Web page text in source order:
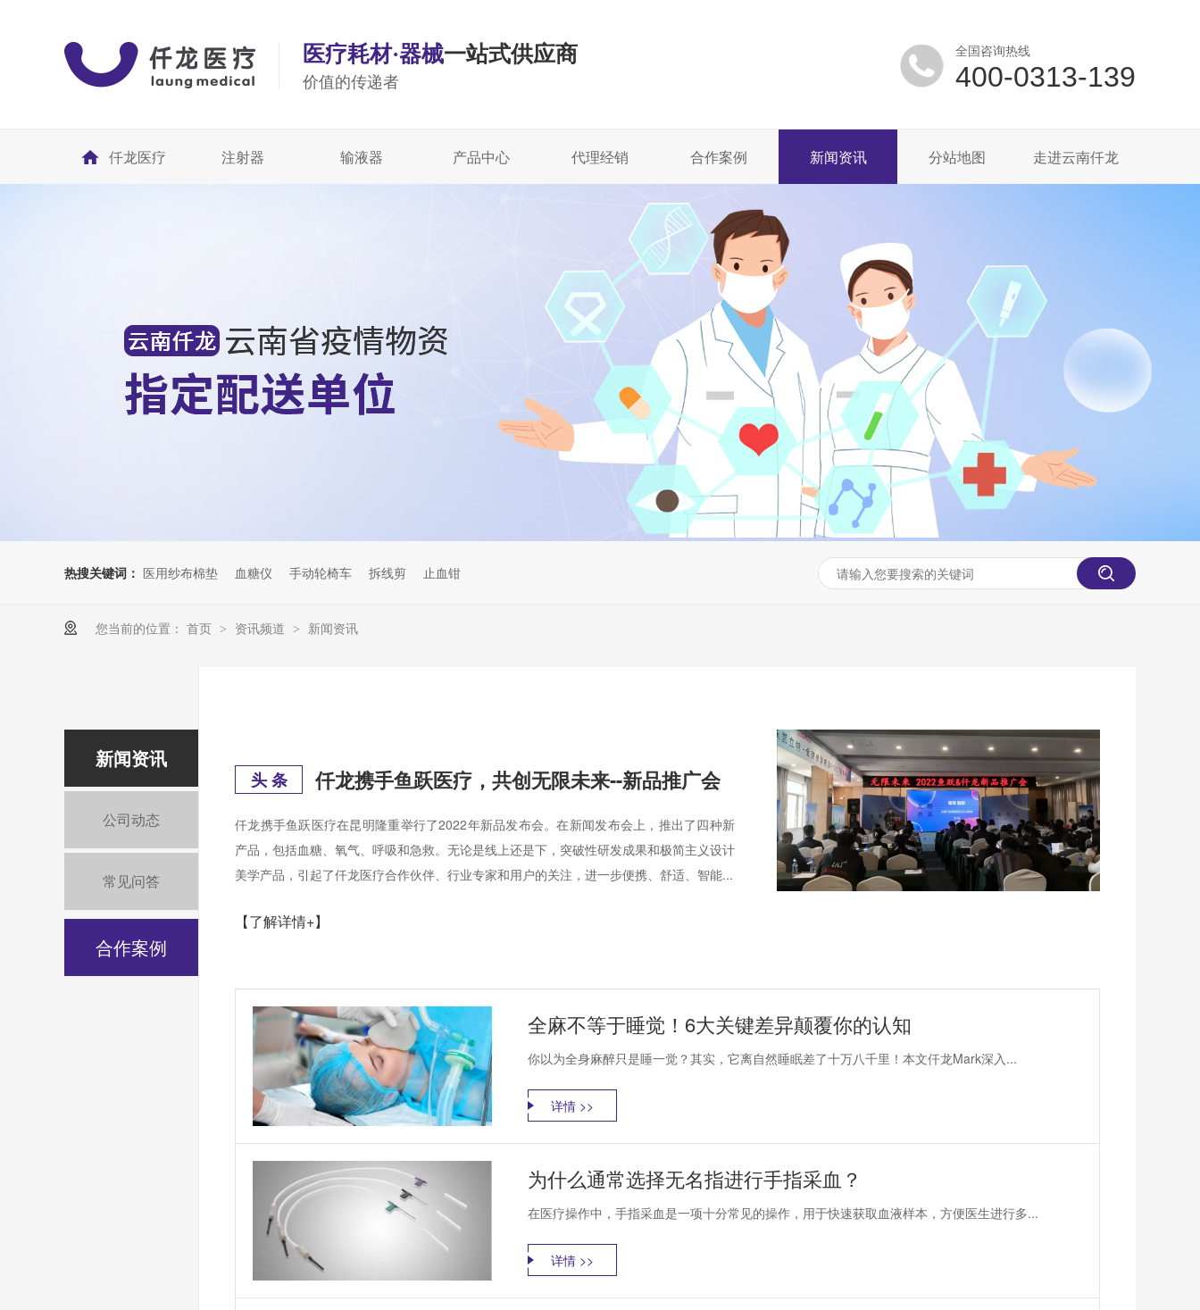
医疗耗材·器械一站式供应商
价值的传递者
全国咨询热线
400-0313-139
仟龙医疗 注射器 输液器 产品中心 代理经销 合作案例 新闻资讯 分站地图 走进云南仟龙
热搜关键词： 医用纱布棉垫 血糖仪 手动轮椅车 拆线剪 止血钳
您当前的位置： 首页 > 资讯频道 > 新闻资讯
头 条 仟龙携手鱼跃医疗，共创无限未来--新品推广会
仟龙携手鱼跃医疗在昆明隆重举行了2022年新品发布会。在新闻发布会上，推出了四种新
产品，包括血糖、氧气、呼吸和急救。无论是线上还是下，突破性研发成果和极简主义设计
美学产品，引起了仟龙医疗合作伙伴、行业专家和用户的关注，进一步便携、舒适、智能...
【了解详情+】
全麻不等于睡觉！6大关键差异颠覆你的认知
你以为全身麻醉只是睡一觉？其实，它离自然睡眠差了十万八千里！本文仟龙Mark深入...
详情 >>
为什么通常选择无名指进行手指采血？
在医疗操作中，手指采血是一项十分常见的操作，用于快速获取血液样本，方便医生进行多...
详情 >>
新闻资讯
公司动态
常见问答
合作案例